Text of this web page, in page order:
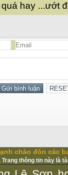
hay ...ướt
chào đón các
thông tin này là